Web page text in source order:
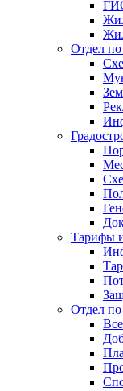
Отдел
Тарифы
Отдел